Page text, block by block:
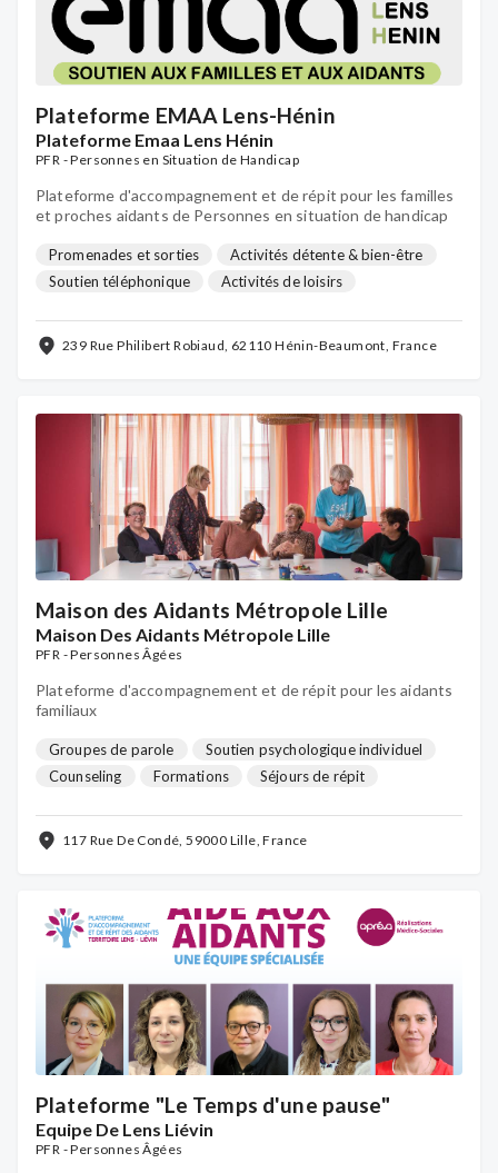
Plateforme EMAA Lens-Hénin
Plateforme Emaa Lens Hénin
PFR - Personnes en Situation de Handicap
Plateforme d'accompagnement et de répit pour les familles
et proches aidants de Personnes en situation de handicap
Promenades et sorties
Activités détente & bien-être
Soutien téléphonique
Activités de loisirs
Communauté d'experts
239 Rue Philibert Robiaud, 62110 Hénin-Beaumont, France
Maison des Aidants Métropole Lille
Maison Des Aidants Métropole Lille
PFR - Personnes Âgées
Plateforme d'accompagnement et de répit pour les aidants
familiaux
Groupes de parole
Soutien psychologique individuel
Counseling
Formations
Séjours de répit
...
117 Rue De Condé, 59000 Lille, France
Plateforme "Le Temps d'une pause"
Equipe De Lens Liévin
PFR - Personnes Âgées